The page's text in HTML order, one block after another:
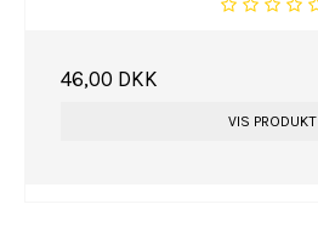
46,00 DKK
VIS PRODUKT